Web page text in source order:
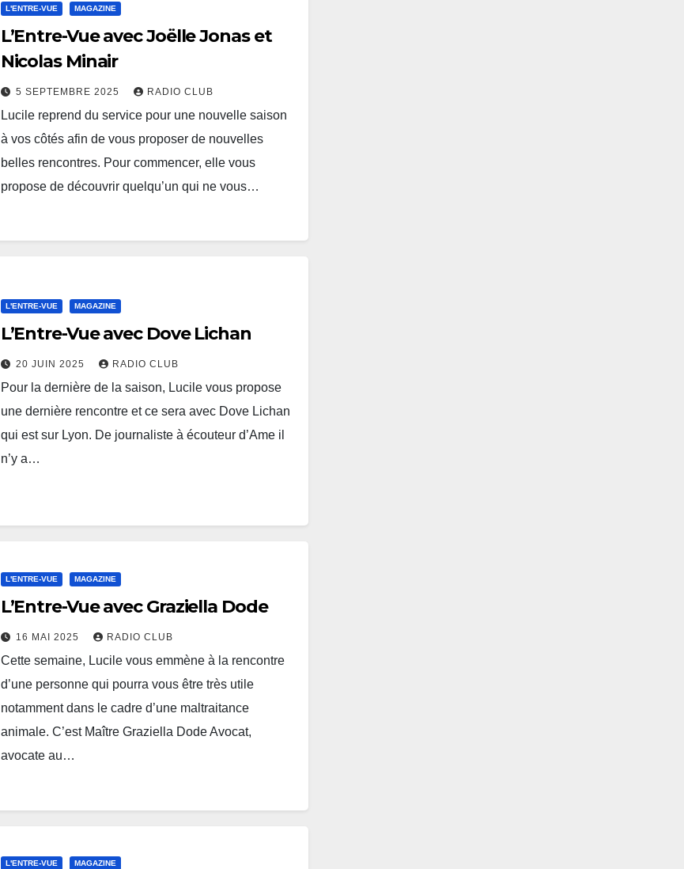
L'ENTRE-VUE MAGAZINE
L’Entre-Vue avec Joëlle Jonas et
Nicolas Minair
5 SEPTEMBRE 2025 RADIO CLUB
Lucile reprend du service pour une nouvelle saison
à vos côtés afin de vous proposer de nouvelles
belles rencontres. Pour commencer, elle vous
propose de découvrir quelqu’un qui ne vous…
L'ENTRE-VUE MAGAZINE
L’Entre-Vue avec Dove Lichan
20 JUIN 2025 RADIO CLUB
Pour la dernière de la saison, Lucile vous propose
une dernière rencontre et ce sera avec Dove Lichan
qui est sur Lyon. De journaliste à écouteur d’Ame il
n’y a…
L'ENTRE-VUE MAGAZINE
L’Entre-Vue avec Graziella Dode
16 MAI 2025 RADIO CLUB
Cette semaine, Lucile vous emmène à la rencontre
d’une personne qui pourra vous être très utile
notamment dans le cadre d’une maltraitance
animale. C’est Maître Graziella Dode Avocat,
avocate au…
L'ENTRE-VUE MAGAZINE